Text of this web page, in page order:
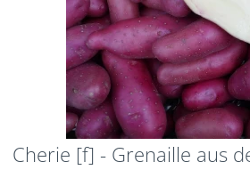
Cherie [f] - Grenaille aus